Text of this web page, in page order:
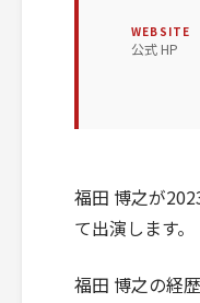
WEBSITE
公式 HP
福田 博之が
て出演します。
福田 博之の経